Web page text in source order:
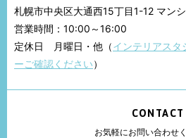
札幌市中央区大通西15丁目1-12 マン
営業時間：10:00～16:00
定休日 月曜日・他（インテリアスタ
ーご確認ください）
CONTACT
お気軽にお問い合わせ